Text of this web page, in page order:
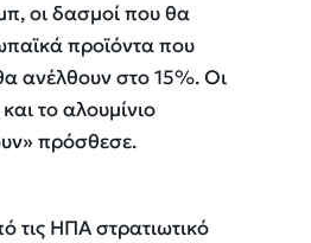
οι δασμοί που θα
προϊόντα που
ανέλθουν στο 15%. Οι
το αλουμίνιο
πρόσθεσε.
τις ΗΠΑ στρατιωτικό